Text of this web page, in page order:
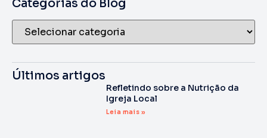
Categorias do Blog
Últimos artigos
Refletindo sobre a Nutrição da
Igreja Local
Leia mais »